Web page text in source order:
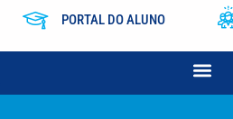
PORTAL DO ALUNO